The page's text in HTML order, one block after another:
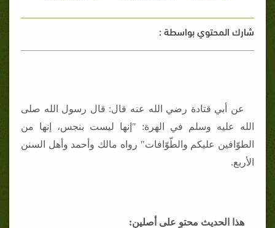
شارك المحتوي بواسطة :
عن أبي قتادة رضي الله عنه قال: قال رسول الله صلى
الله عليه وسلم في الهرة: "إنها ليست بنجس، إنها من
الطوّافين عليكم والطّوّافات" رواه مالك وأحمد وأهل السنن
الأربع.
هذا الحديث محتوٍ على أصلين: